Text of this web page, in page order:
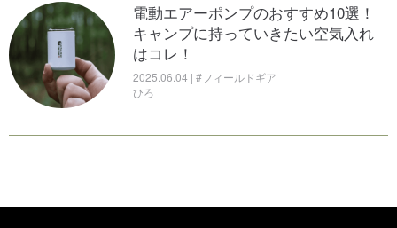
電動エアーポンプのおすすめ10選！
キャンプに持っていきたい空気入れ
はコレ！
2025.06.04 | #フィールドギア
ひろ